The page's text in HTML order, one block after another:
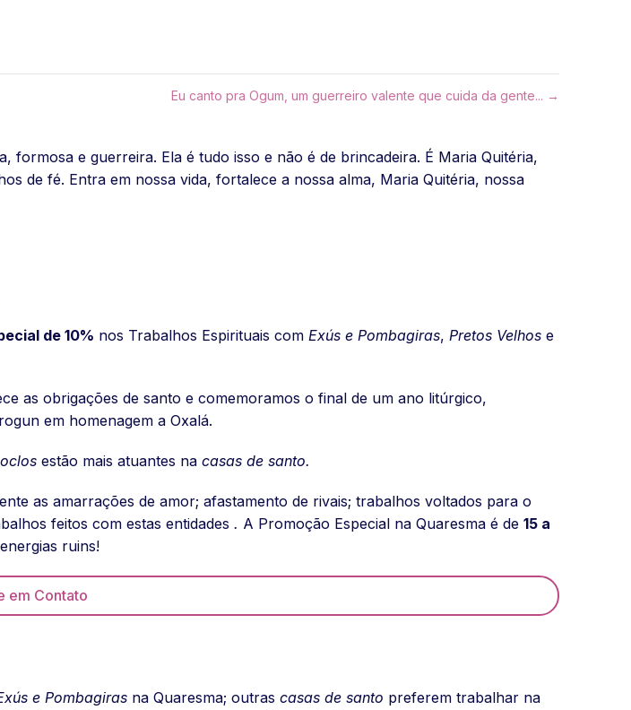
Eu canto pra Ogum, um guerreiro valente que cuida da gente... →
formosa e guerreira. Ela é tudo isso e não é de brincadeira. É Maria Quitéria,
de fé. Entra em nossa vida, fortalece a nossa alma, Maria Quitéria, nossa
de 10% nos Trabalhos Espirituais com Exús e Pombagiras, Pretos Velhos e
as obrigações de santo e comemoramos o final de um ano litúrgico,
em homenagem a Oxalá.
estão mais atuantes na casas de santo.
as amarrações de amor; afastamento de rivais; trabalhos voltados para o
feitos com estas entidades . A Promoção Especial na Quaresma é de 15 a
ruins!
em Contato
e Pombagiras na Quaresma; outras casas de santo preferem trabalhar na